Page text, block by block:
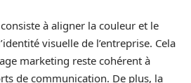
à aligner la couleur et le
visuelle de l’entreprise. Cela
marketing reste cohérent à
de communication. De plus, la